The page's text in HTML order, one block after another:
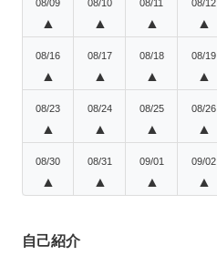
08/09
▲
08/10
▲
08/11
▲
08/12
▲
08/16
▲
08/17
▲
08/18
▲
08/19
▲
08/23
▲
08/24
▲
08/25
▲
08/26
▲
08/30
▲
08/31
▲
09/01
▲
09/02
▲
自己紹介